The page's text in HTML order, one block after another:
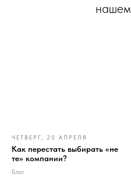
нашем
ЧЕТВЕРГ, 20 АПРЕЛЯ
Как перестать выбирать «не
те» компании?
Блог